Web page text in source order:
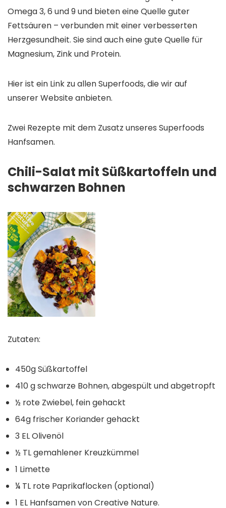
Omega 3, 6 und 9 und bieten eine Quelle guter
Fettsäuren – verbunden mit einer verbesserten
Herzgesundheit. Sie sind auch eine gute Quelle für
Magnesium, Zink und Protein.
Hier ist ein Link zu allen Superfoods, die wir auf
unserer Website anbieten.
Zwei Rezepte mit dem Zusatz unseres Superfoods
Hanfsamen.
Chili-Salat mit Süßkartoffeln und
schwarzen Bohnen
Zutaten:
450g Süßkartoffel
410 g schwarze Bohnen, abgespült und abgetropft
½ rote Zwiebel, fein gehackt
64g frischer Koriander gehackt
3 EL Olivenöl
½ TL gemahlener Kreuzkümmel
1 Limette
¼ TL rote Paprikaflocken (optional)
1 EL Hanfsamen von Creative Nature.